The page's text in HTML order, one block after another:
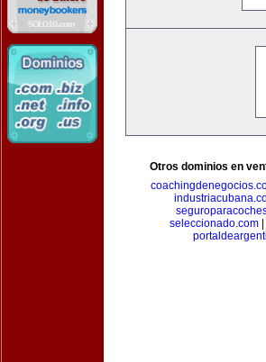
Otros dominios en
seleccionado.com|